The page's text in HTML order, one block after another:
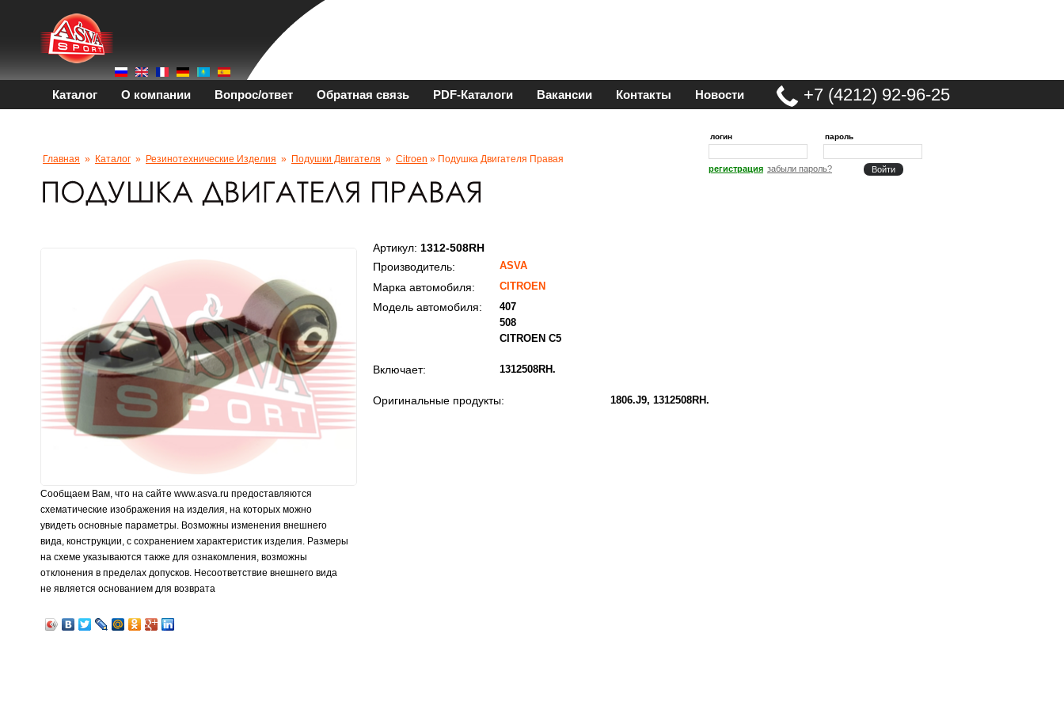
Каталог О компании Вопрос/ответ Обратная связь PDF-Каталоги Вакансии Контакты Новости +7 (4212) 92-96-25
логин пароль
регистрация забыли пароль?
Главная » Каталог » Резинотехнические Изделия » Подушки Двигателя » Citroen » Подушка Двигателя Правая
Сообщаем Вам, что на сайте www.asva.ru предоставляются
схематические изображения на изделия, на которых можно
увидеть основные параметры. Возможны изменения внешнего
вида, конструкции, с сохранением характеристик изделия. Размеры
на схеме указываются также для ознакомления, возможны
отклонения в пределах допусков. Несоответствие внешнего вида
не является основанием для возврата
Артикул: 1312-508RH
Производитель:
ASVA
Марка автомобиля: CITROEN
Модель автомобиля:
407
508
CITROEN C5
Включает: 1312508RH
Оригинальные продукты: 1806.J9 1312508RH